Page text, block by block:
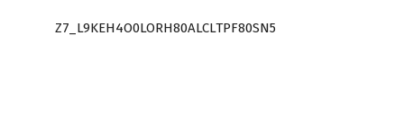
Z7_L9KEH4O0LORH80ALCLTPF80SN5